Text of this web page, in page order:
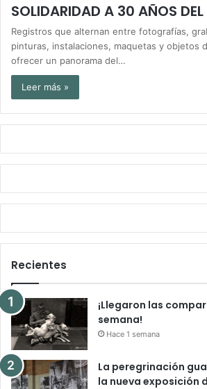
SOLIDARIDAD A 30 AÑOS
Registros que alternan entre fotografías,
pinturas, instalaciones, maquetas y objetos
ofrecer un panorama del…
Leer más »
Recientes
¡Llegaron las
semana!
Hace 1 semana
La peregrinación
la nueva exposición